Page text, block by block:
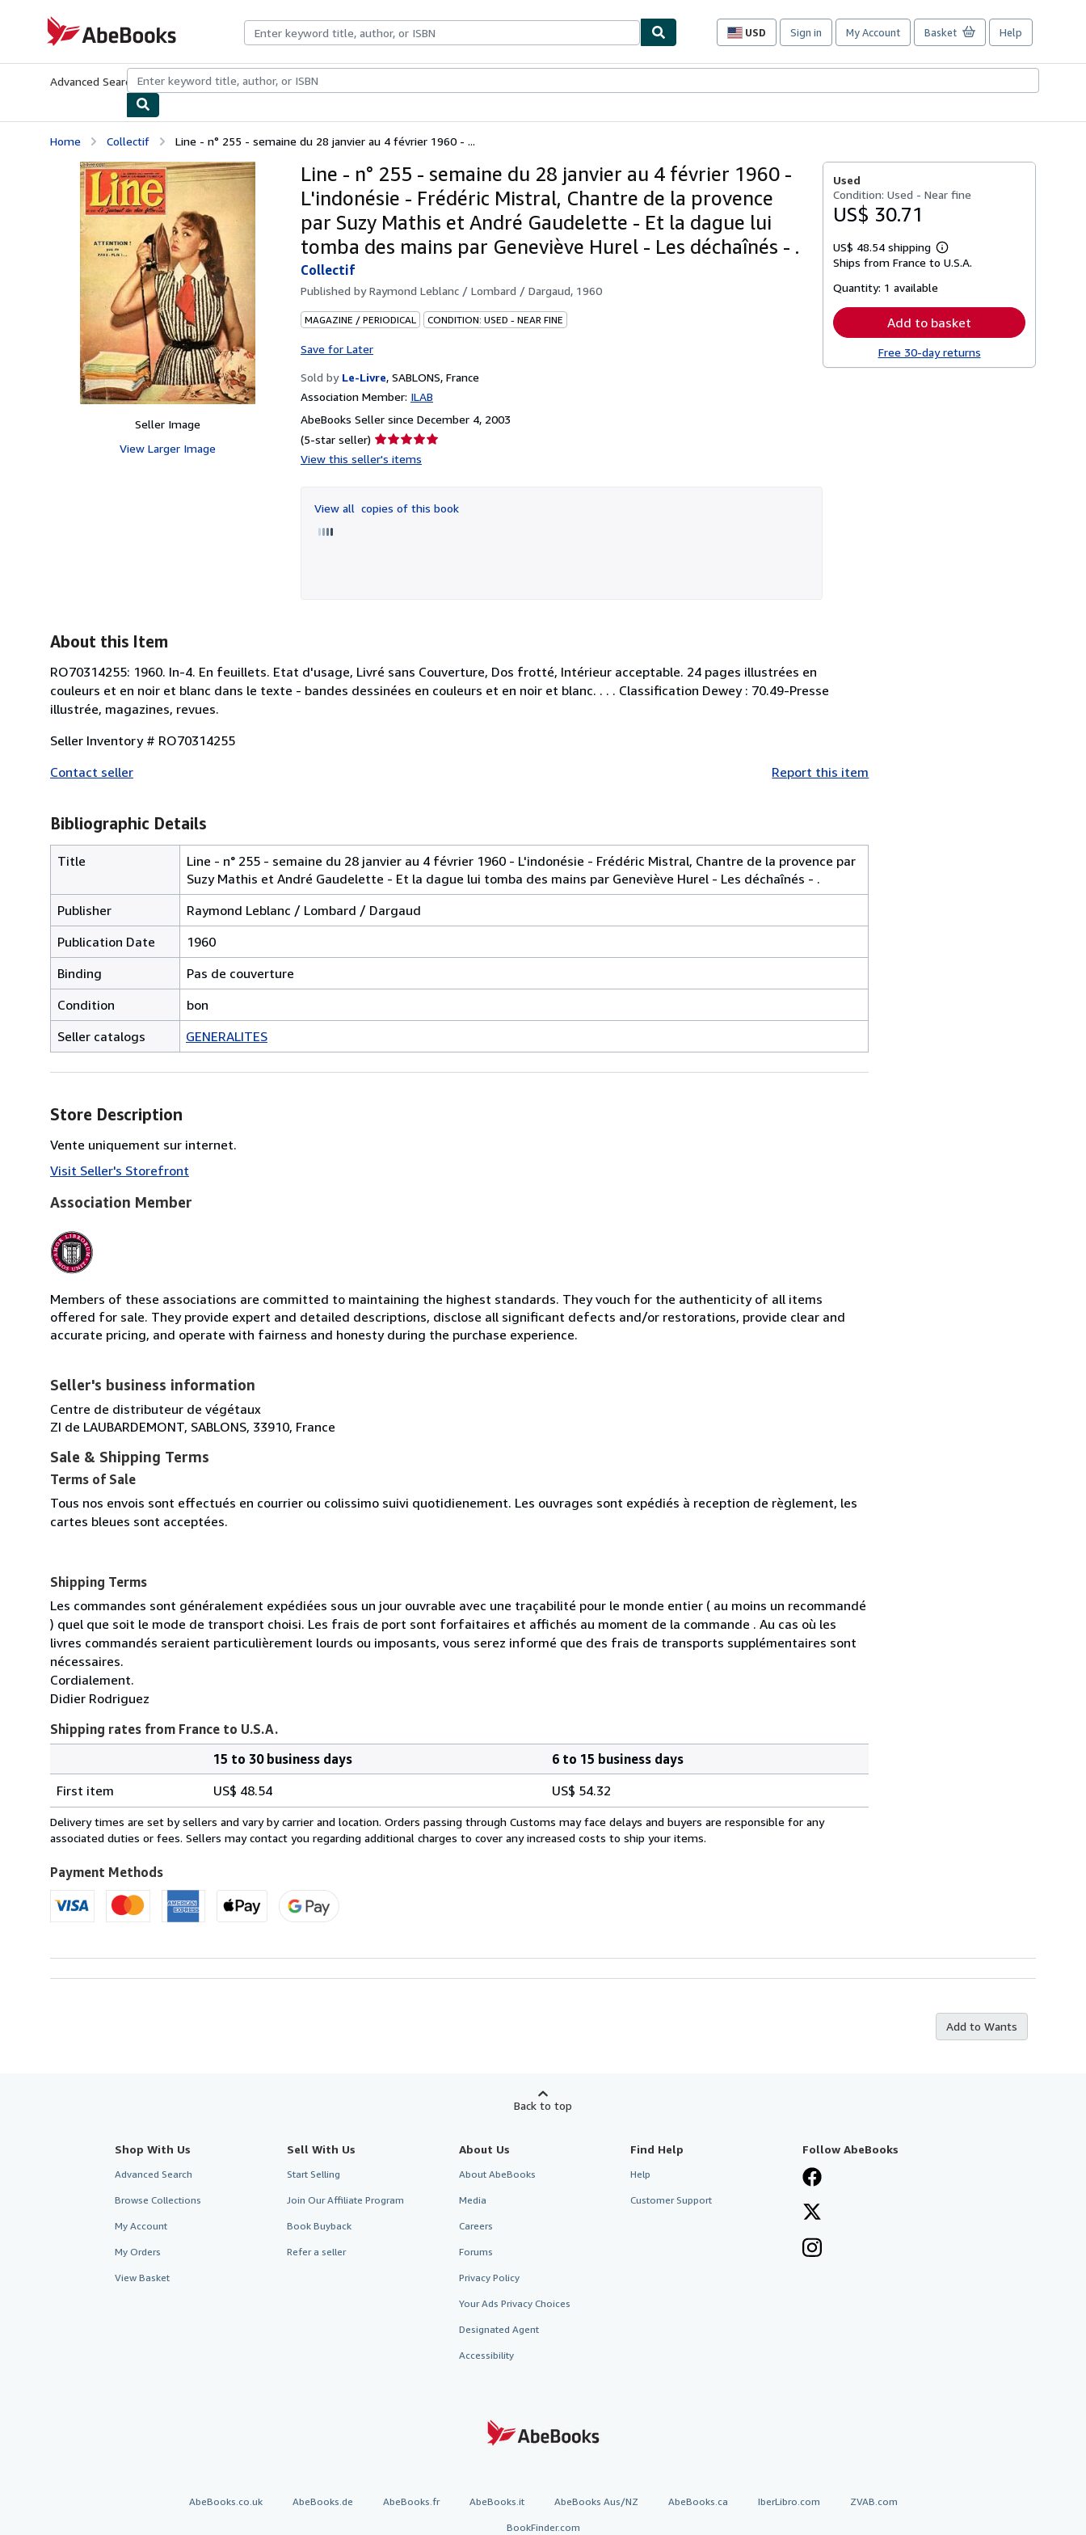
AbeBooks.com
USD
Site
preferences
Sign in My Account Basket Help
Advanced Search Browse CollectionsRare BooksArt & Collectibles
Home Collectif Line - n° 255 - semaine du 28 janvier au 4 février 1960 - ...
Seller Image
View Larger Image
Line - n° 255 - semaine du 28 janvier au 4 février 1960 -
L'indonésie - Frédéric Mistral, Chantre de la provence
par Suzy Mathis et André Gaudelette - Et la dague lui
tomba des mains par Geneviève Hurel - Les déchaînés - .
Collectif
Published byRaymond Leblanc / Lombard / Dargaud, 1960
MAGAZINE / PERIODICAL CONDITION: USED - NEAR FINE
Save for Later
Sold by Le-Livre, SABLONS, France
Association Member: ILAB
AbeBooks Seller since December 4, 2003
(5-star seller) Seller
rating
of
5
View this seller's items
View all copies of this book
Used
Condition: Used - Near fine
US$ 30.71
US$ 48.54 shipping
Learn
more
Ships from France to U.S.A.
Quantity: 1 available
Add to basket
Free 30-day returns
About this Item
RO70314255: 1960. In-4. En feuillets. Etat d'usage, Livré sans Couverture, Dos frotté, Intérieur acceptable. 24 pages illustrées en
couleurs et en noir et blanc dans le texte - bandes dessinées en couleurs et en noir et blanc. . . . Classification Dewey : 70.49-Presse
illustrée, magazines, revues.
Seller Inventory # RO70314255
Contact seller
Report this item
Bibliographic Details
Title
Line - n° 255 - semaine du 28 janvier au 4 février 1960 - L'indonésie - Frédéric Mistral, Chantre de la provence par
Suzy Mathis et André Gaudelette - Et la dague lui tomba des mains par Geneviève Hurel - Les déchaînés - .
Publisher
Raymond Leblanc / Lombard / Dargaud
Publication Date
1960
Binding
Pas de couverture
Condition
bon
Seller catalogs
GENERALITES
Store Description
Vente uniquement sur internet.
Visit Seller's Storefront
Association Member
Members of these associations are committed to maintaining the highest standards. They vouch for the authenticity of all items
offered for sale. They provide expert and detailed descriptions, disclose all significant defects and/or restorations, provide clear and
accurate pricing, and operate with fairness and honesty during the purchase experience.
Seller's business information
Centre de distributeur de végétaux
ZI de LAUBARDEMONT, SABLONS, 33910, France
Sale & Shipping Terms
Terms of Sale
Tous nos envois sont effectués en courrier ou colissimo suivi quotidienement. Les ouvrages sont expédiés à reception de règlement, les
cartes bleues sont acceptées.
Shipping Terms
Les commandes sont généralement expédiées sous un jour ouvrable avec une traçabilité pour le monde entier ( au moins un recommandé
) quel que soit le mode de transport choisi. Les frais de port sont forfaitaires et affichés au moment de la commande . Au cas où les
livres commandés seraient particulièrement lourds ou imposants, vous serez informé que des frais de transports supplémentaires sont
nécessaires.
Cordialement.
Didier Rodriguez
Shipping rates from France to U.S.A.
rates
from
France
U.S.A.
15 to 30 business days
6 to 15 business days
First item
US$ 48.54 US$ 54.32
Delivery times are set by sellers and vary by carrier and location. Orders passing through Customs may face delays and buyers are responsible for any
associated duties or fees. Sellers may contact you regarding additional charges to cover any increased costs to ship your items.
Payment Methods
Add to Wants
Back to top
Shop With Us
Advanced Search
Browse Collections
My Account
My Orders
View Basket
Sell With Us
Start Selling
Join Our Affiliate Program
Book Buyback
Refer a seller
About Us
About AbeBooks
Media
Careers
Forums
Privacy Policy
Your Ads Privacy Choices
Designated Agent
Accessibility
Find Help
Help
Customer Support
Follow AbeBooks
AbeBooks.co.uk AbeBooks.de AbeBooks.fr AbeBooks.it AbeBooks Aus/NZ AbeBooks.ca IberLibro.com ZVAB.com
BookFinder.com